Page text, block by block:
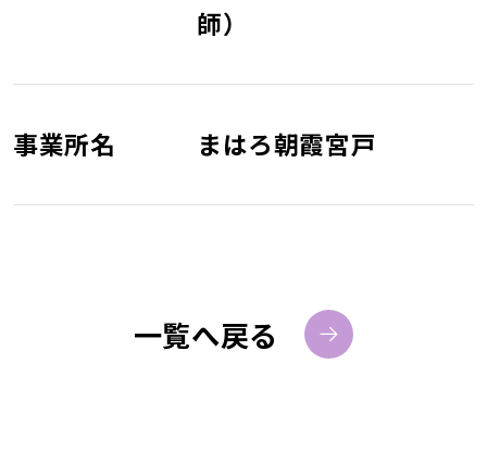
師）
事業所名 まはろ朝霞宮戸
一覧へ戻る